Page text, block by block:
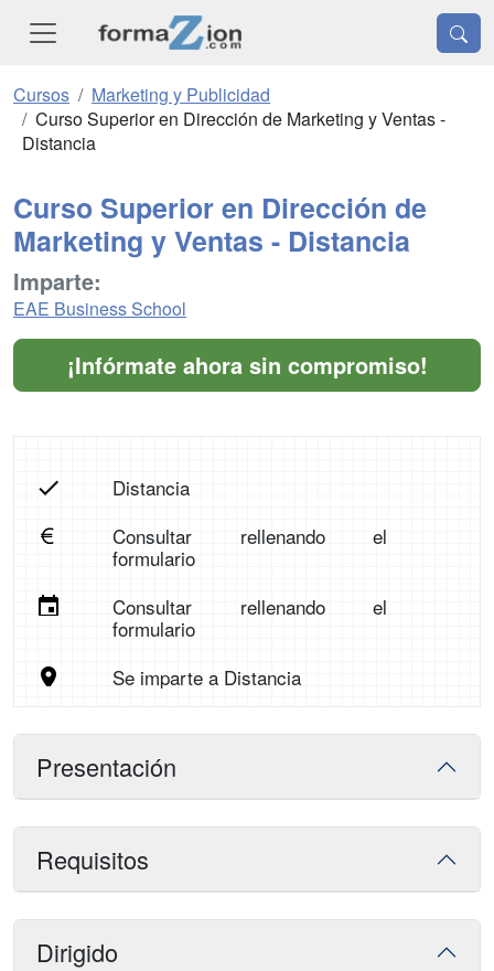
Cursos
Marketing y Publicidad
Curso Superior en Dirección de Marketing y Ventas -
Distancia
Curso Superior en Dirección de
Marketing y Ventas - Distancia
Imparte:
EAE Business School
¡Infórmate ahora sin compromiso!
Distancia
Consultar rellenando el
formulario
Consultar rellenando el
formulario
Se imparte a Distancia
Presentación
Requisitos
Dirigido